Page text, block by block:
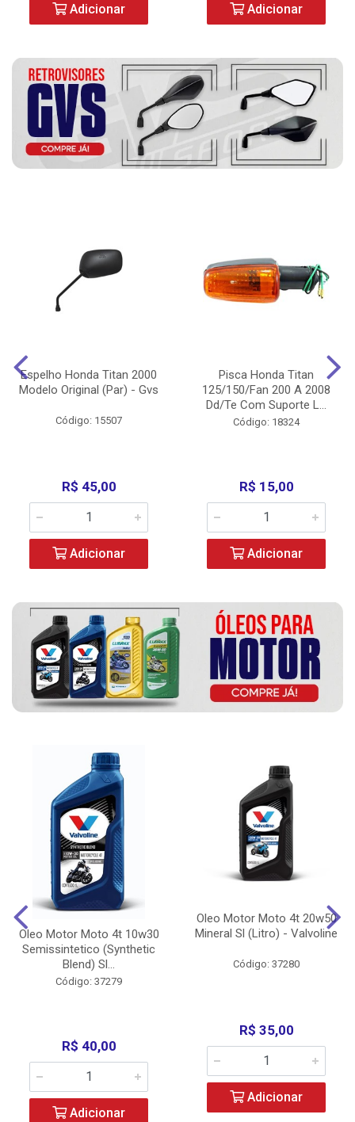
Adicionar Adicionar
Espelho Honda Titan 2000
Modelo Original (Par) - Gvs
Código: 15507
R$ 45,00
Adicionar
Pisca Honda Titan
125/150/Fan 200 A 2008
Dd/Te Com Suporte L...
Código: 18324
R$ 15,00
Adicionar
Oleo Motor Moto 4t 10w30
Semissintetico (Synthetic
Blend) Sl...
Código: 37279
R$ 40,00
Adicionar
Oleo Motor Moto 4t 20w50
Mineral Sl (Litro) - Valvoline
Código: 37280
R$ 35,00
Adicionar